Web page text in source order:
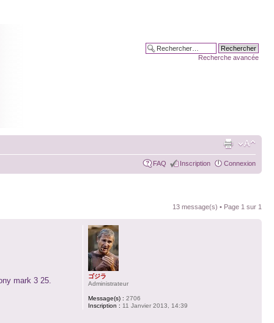
Recherche avancée
FAQ Inscription Connexion
13 message(s) • Page 1 sur 1
mark 3 25.
ゴジラ
Administrateur
Message(s) : 2706
Inscription : 11 Janvier 2013, 14:39